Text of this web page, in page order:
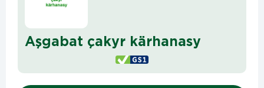
Aşgabat çakyr kärhanasy